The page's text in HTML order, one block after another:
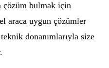
çözüm bulmak için
araca uygun çözümler
donanımlarıyla size